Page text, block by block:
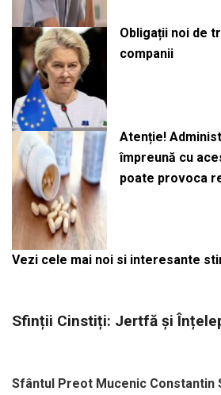
Obligații noi de
companii
Atenție!
împreună cu
poate provoca
Vezi cele mai noi si interesante
Sfinții Cinstiți: Jertfă și
Sfântul Preot Mucenic Constantin